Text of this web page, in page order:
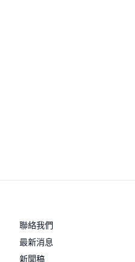
聯絡我們
最新消息
新聞稿